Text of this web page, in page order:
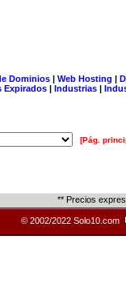
Dominios| Web Hosting |
Expirados | Industrias |
[Pág.
** Precios
© 2002/2022 Solo10.com